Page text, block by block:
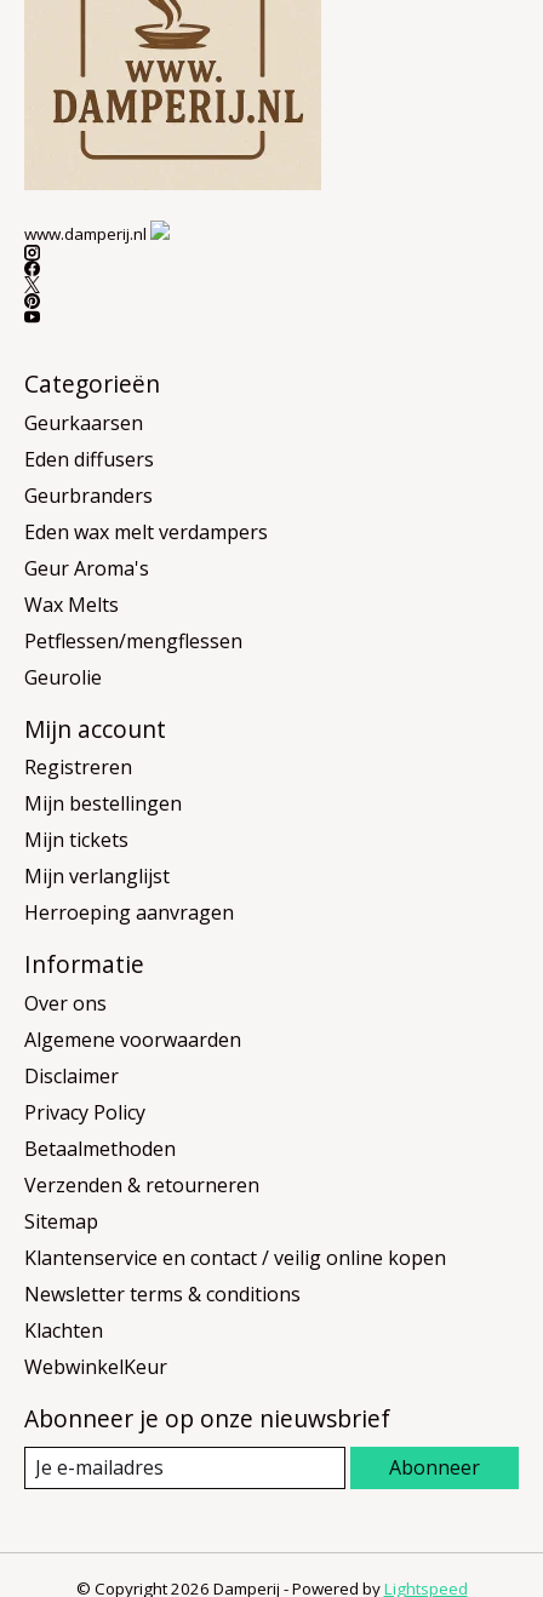
www.damperij.nl
Categorieën
Geurkaarsen
Eden diffusers
Geurbranders
Eden wax melt verdampers
Geur Aroma's
Wax Melts
Petflessen/mengflessen
Geurolie
Mijn account
Registreren
Mijn bestellingen
Mijn tickets
Mijn verlanglijst
Herroeping aanvragen
Informatie
Over ons
Algemene voorwaarden
Disclaimer
Privacy Policy
Betaalmethoden
Verzenden & retourneren
Sitemap
Klantenservice en contact / veilig online kopen
Newsletter terms & conditions
Klachten
WebwinkelKeur
Abonneer je op onze nieuwsbrief
Abonneer
© Copyright 2026 Damperij - Powered byLightspeed